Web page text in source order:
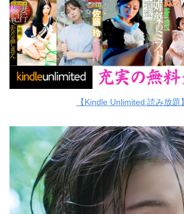
【Kindle Unlimited:読み放題】